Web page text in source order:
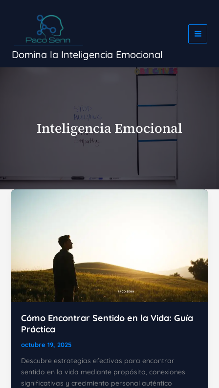
Domina la Inteligencia Emocional
Inteligencia Emocional
Cómo Encontrar Sentido en la Vida: Guía
Práctica
octubre 19, 2025
Descubre estrategias efectivas para encontrar
sentido en la vida mediante propósito, conexiones
significativas y crecimiento personal auténtico